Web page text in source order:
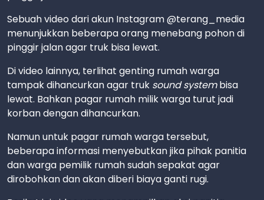
Sebuah video dari akun Instagram @terang_media
menunjukkan beberapa orang menebang pohon di
pinggir jalan agar truk bisa lewat.
Di video lainnya, terlihat genting rumah warga
tampak dihancurkan agar truk sound systembisa
lewat. Bahkan pagar rumah milik warga turut jadi
korban dengan dihancurkan.
Namun untuk pagar rumah warga tersebut,
beberapa informasi menyebutkan jika pihak panitia
dan warga pemilik rumah sudah sepakat agar
dirobohkan dan akan diberi biaya ganti rugi.